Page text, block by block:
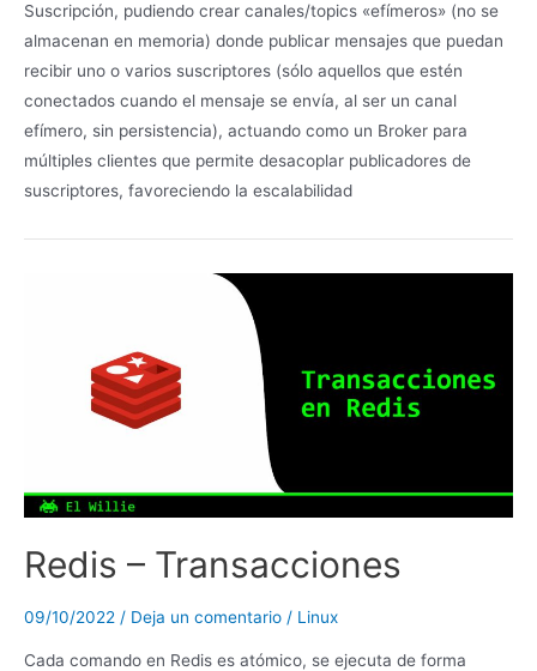
Suscripción, pudiendo crear canales/topics «efímeros» (no se
almacenan en memoria) donde publicar mensajes que puedan
recibir uno o varios suscriptores (sólo aquellos que estén
conectados cuando el mensaje se envía, al ser un canal
efímero, sin persistencia), actuando como un Broker para
múltiples clientes que permite desacoplar publicadores de
suscriptores, favoreciendo la escalabilidad
Redis – Transacciones
09/10/2022 / Deja un comentario / Linux
Cada comando en Redis es atómico, se ejecuta de forma